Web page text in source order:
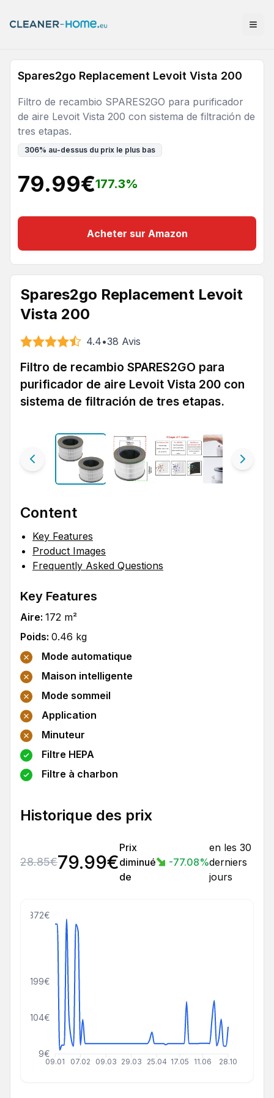
Spares2go Replacement Levoit Vista 200
Filtro de recambio SPARES2GO para purificador
de aire Levoit Vista 200 con sistema de filtración de
tres etapas.
306% au-dessus du prix le plus bas
79.99€177.3%
Acheter sur Amazon
Spares2go Replacement Levoit
Vista 200
4.4•38 Avis
Filtro de recambio SPARES2GO para
purificador de aire Levoit Vista 200 con
sistema de filtración de tres etapas.
Content
Key Features
Product Images
Frequently Asked Questions
Key Features
Aire: 172 m²
Poids: 0.46 kg
Mode automatique
Maison intelligente
Mode sommeil
Application
Minuteur
Filtre HEPA
Filtre à charbon
Historique des prix
28.85€79.99€
Prix
diminué
de
-77.08%
en les 30
derniers
jours
09.01 07.02 09.03 29.03 25.04 17.05 11.06 28.10
9€
104€
199€
372€